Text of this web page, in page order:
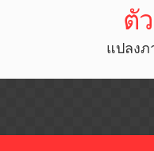
ตั
แปลงภ